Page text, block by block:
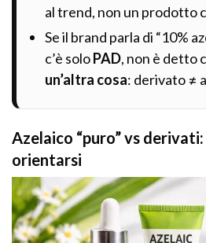
al trend, non un prodotto
Se il brand parla di “10%
c’è soloPAD, non è detto
un’altra cosa: derivato ≠
Azelaico “puro” vs
orientarsi